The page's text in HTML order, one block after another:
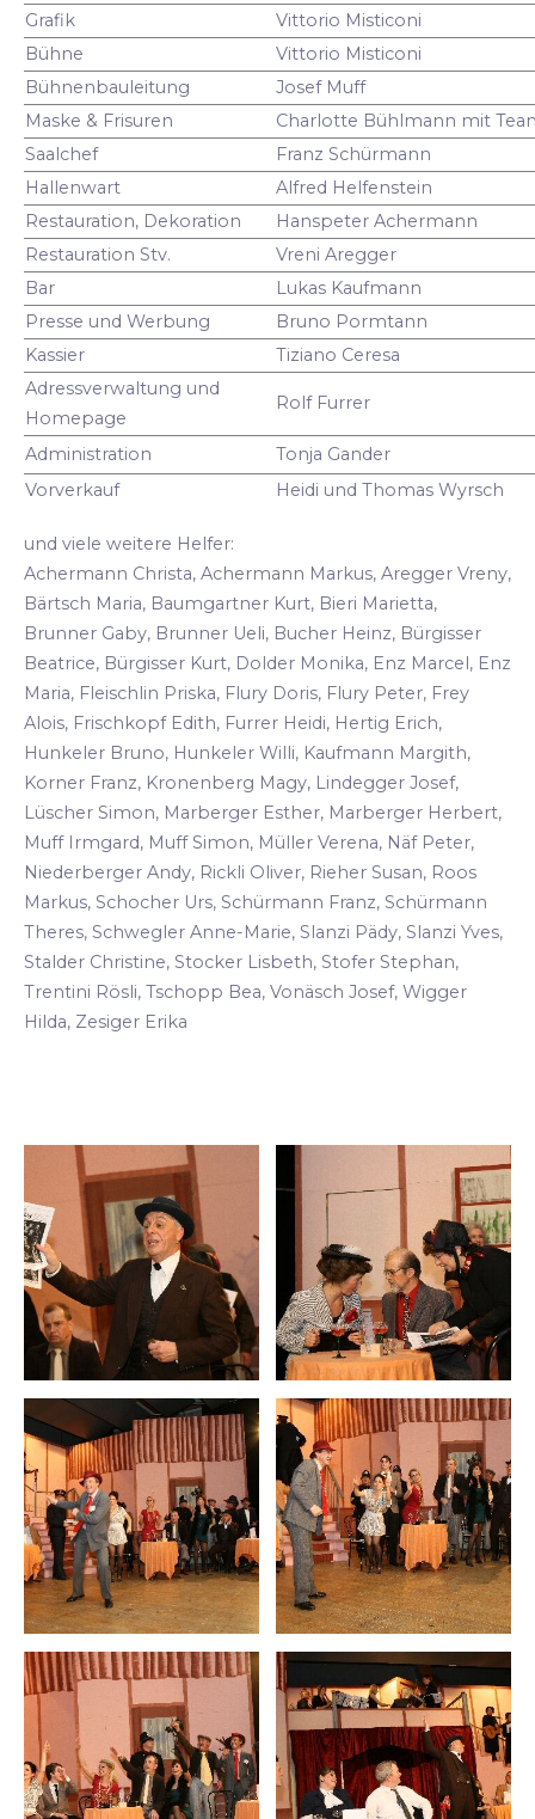
Grafik
Vittorio Misticoni
Bühne
Vittorio Misticoni
Bühnenbauleitung
Josef Muff
Maske & Frisuren
Charlotte Bühlmann mit
Saalchef
Franz Schürmann
Hallenwart
Alfred Helfenstein
Restauration, Dekoration
Hanspeter Achermann
Restauration Stv.
Vreni Aregger
Bar
Lukas Kaufmann
Presse und Werbung
Bruno Pormtann
Kassier
Tiziano Ceresa
Adressverwaltung und
Homepage
Rolf Furrer
Administration
Tonja Gander
Vorverkauf
Heidi und Thomas Wyrsch
und viele weitere Helfer:
Achermann Christa, Achermann Markus, Aregger Vreny,
Bärtsch Maria, Baumgartner Kurt, Bieri Marietta,
Brunner Gaby, Brunner Ueli, Bucher Heinz, Bürgisser
Beatrice, Bürgisser Kurt, Dolder Monika, Enz Marcel, Enz
Maria, Fleischlin Priska, Flury Doris, Flury Peter, Frey
Alois, Frischkopf Edith, Furrer Heidi, Hertig Erich,
Hunkeler Bruno, Hunkeler Willi, Kaufmann Margith,
Korner Franz, Kronenberg Magy, Lindegger Josef,
Lüscher Simon, Marberger Esther, Marberger Herbert,
Muff Irmgard, Muff Simon, Müller Verena, Näf Peter,
Niederberger Andy, Rickli Oliver, Rieher Susan, Roos
Markus, Schocher Urs, Schürmann Franz, Schürmann
Theres, Schwegler Anne-Marie, Slanzi Pädy, Slanzi Yves,
Stalder Christine, Stocker Lisbeth, Stofer Stephan,
Trentini Rösli, Tschopp Bea, Vonäsch Josef, Wigger
Hilda, Zesiger Erika